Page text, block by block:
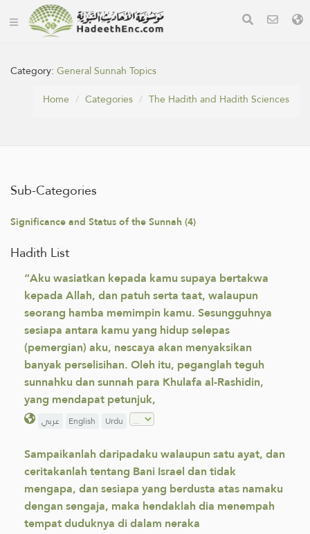
Category:General Sunnah Topics
Home
Categories The Hadith and Hadith Sciences
Sub-Categories
Significance and Status of the Sunnah (4)
Hadith List
“Aku wasiatkan kepada kamu supaya bertakwa
kepada Allah, dan patuh serta taat, walaupun
seorang hamba memimpin kamu. Sesungguhnya
sesiapa antara kamu yang hidup selepas
(pemergian) aku, nescaya akan menyaksikan
banyak perselisihan. Oleh itu, peganglah teguh
sunnahku dan sunnah para Khulafa al-Rashidin,
yang mendapat petunjuk,
عربي English Urdu
Sampaikanlah daripadaku walaupun satu ayat, dan
ceritakanlah tentang Bani Israel dan tidak
mengapa, dan sesiapa yang berdusta atas namaku
dengan sengaja, maka hendaklah dia menempah
tempat duduknya di dalam neraka